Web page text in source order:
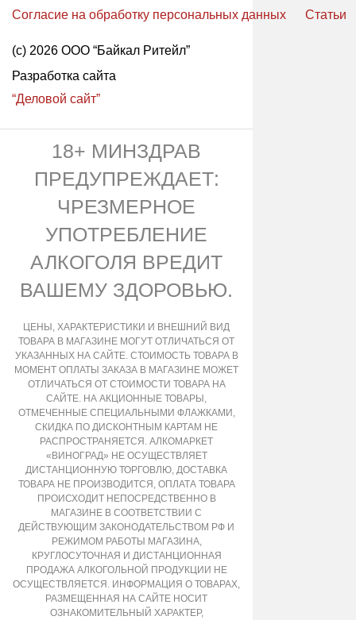
Согласие на обработку персональных данных
Статьи
(с) 2026 ООО “Байкал Ритейл”
Разработка сайта
“Деловой сайт”
18+ МИНЗДРАВ
ПРЕДУПРЕЖДАЕТ:
ЧРЕЗМЕРНОЕ
УПОТРЕБЛЕНИЕ
АЛКОГОЛЯ ВРЕДИТ
ВАШЕМУ ЗДОРОВЬЮ.
ЦЕНЫ, ХАРАКТЕРИСТИКИ И ВНЕШНИЙ ВИД
ТОВАРА В МАГАЗИНЕ МОГУТ ОТЛИЧАТЬСЯ ОТ
УКАЗАННЫХ НА САЙТЕ. СТОИМОСТЬ ТОВАРА В
МОМЕНТ ОПЛАТЫ ЗАКАЗА В МАГАЗИНЕ МОЖЕТ
ОТЛИЧАТЬСЯ ОТ СТОИМОСТИ ТОВАРА НА
САЙТЕ. НА АКЦИОННЫЕ ТОВАРЫ,
ОТМЕЧЕННЫЕ СПЕЦИАЛЬНЫМИ ФЛАЖКАМИ,
СКИДКА ПО ДИСКОНТНЫМ КАРТАМ НЕ
РАСПРОСТРАНЯЕТСЯ. АЛКОМАРКЕТ
«ВИНОГРАД» НЕ ОСУЩЕСТВЛЯЕТ
ДИСТАНЦИОННУЮ ТОРГОВЛЮ, ДОСТАВКА
ТОВАРА НЕ ПРОИЗВОДИТСЯ, ОПЛАТА ТОВАРА
ПРОИСХОДИТ НЕПОСРЕДСТВЕННО В
МАГАЗИНЕ В СООТВЕТСТВИИ С
ДЕЙСТВУЮЩИМ ЗАКОНОДАТЕЛЬСТВОМ РФ И
РЕЖИМОМ РАБОТЫ МАГАЗИНА,
КРУГЛОСУТОЧНАЯ И ДИСТАНЦИОННАЯ
ПРОДАЖА АЛКОГОЛЬНОЙ ПРОДУКЦИИ НЕ
ОСУЩЕСТВЛЯЕТСЯ. ИНФОРМАЦИЯ О ТОВАРАХ,
РАЗМЕЩЕННАЯ НА САЙТЕ НОСИТ
ОЗНАКОМИТЕЛЬНЫЙ ХАРАКТЕР,